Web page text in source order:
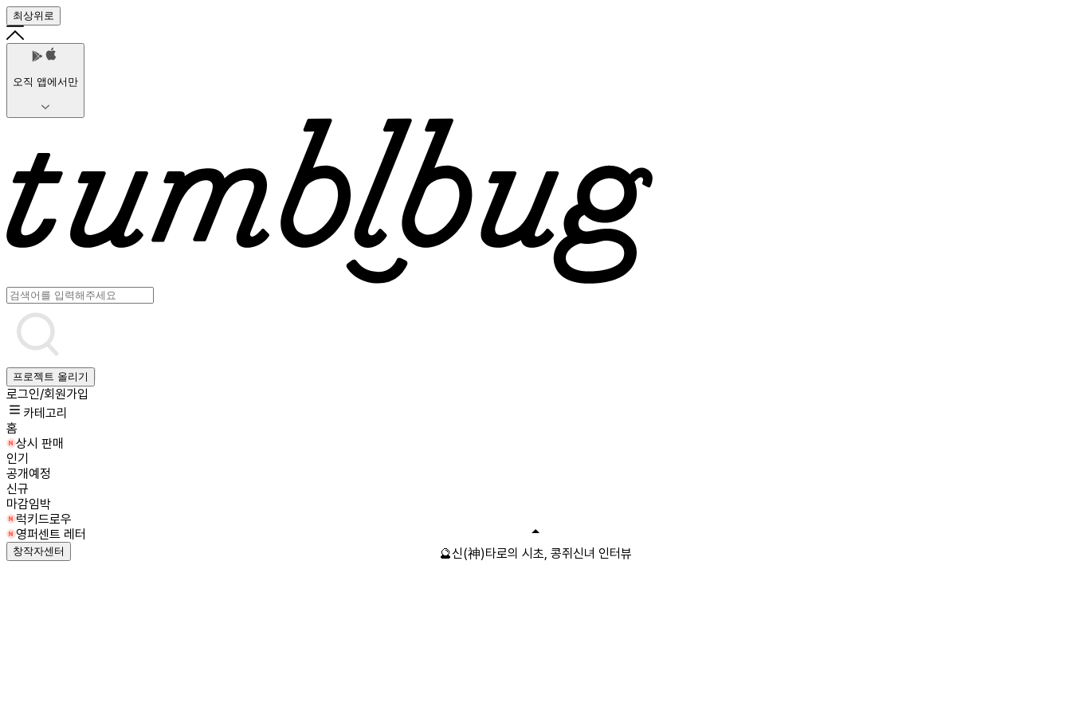
최상위로
오직 앱에서만
프로젝트 올리기
로그인/회원가입
카테고리
홈
상시 판매
인기
공개예정
신규
마감임박
럭키드로우
영퍼센트 레터
창작자센터 🔮신(神)타로의 시초, 콩쥐신녀 인터뷰